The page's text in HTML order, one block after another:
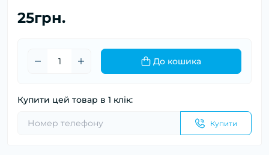
25грн.
До кошика
Купити цей товар в 1 клік:
Купити